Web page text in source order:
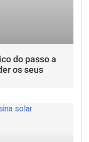
do passo a
os seus